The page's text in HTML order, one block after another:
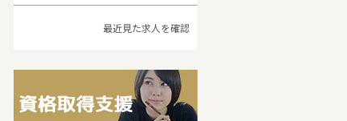
最近見た求人を確認